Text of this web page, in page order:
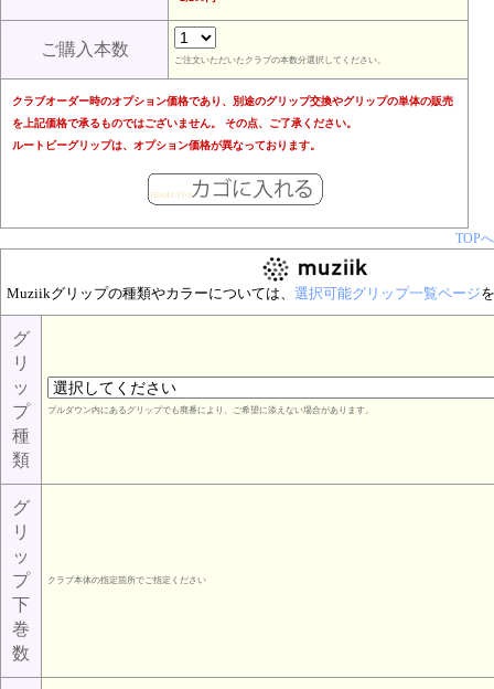
ご購入本数
ご注文いただいたクラブの本数分選択してください。
クラブオーダー時のオプション価格であり、別途のグリップ交換やグリップの単体の販売
を上記価格で承るものではございません。 その点、ご了承ください。
ルートビーグリップは、オプション価格が異なっております。
TOPへ
Muziikグリップの種類やカラーについては、 選択可能グリップ一覧ページ
グ
リ
ッ
プ
種
類
プルダウン内にあるグリップでも廃番により、ご希望に添えない場合があります。
グ
リ
ッ
プ
下
巻
数
クラブ本体の指定箇所でご指定ください